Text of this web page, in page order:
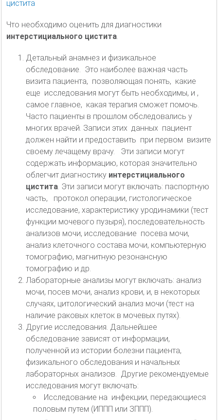
Что необходимо оценить для диагностики
интерстициального цистита
Детальный анамнез и физикальное
обследование. Это наиболее важная часть
визита пациента, позволяющая понять, какие
еще исследования могут быть необходимы, и ,
самое главное, какая терапия сможет помочь.
Часто пациенты в прошлом обследовались у
многих врачей. Записи этих данных пациент
должен найти и предоставить при первом визите
своему лечащему врачу. Эти записи могут
содержать информацию, которая значительно
облегчит диагностику интерстициального
цистита . Эти записи могут включать: паспортную
часть, протокол операции, гистологическое
исследование, характеристику уродинамики (тест
функции мочевого пузыря), последовательность
анализов мочи, исследование посева мочи,
анализ клеточного состава мочи, компьютерную
томографию, магнитную резонансную
томографию и др.
Лабораторные анализы могут включать: анализ
мочи, посев мочи, анализ крови, и, в некоторых
случаях, цитологический анализ мочи (тест на
наличие раковых клеток в мочевых путях).
Другие исследования. Дальнейшее
обследование зависят от информации,
полученной из истории болезни пациента,
физикального обследования и начальных
лабораторных анализов. Другие рекомендуемые
исследования могут включать:
Исследование на инфекции, передающиеся
половым путем (ИППП или ЗППП).